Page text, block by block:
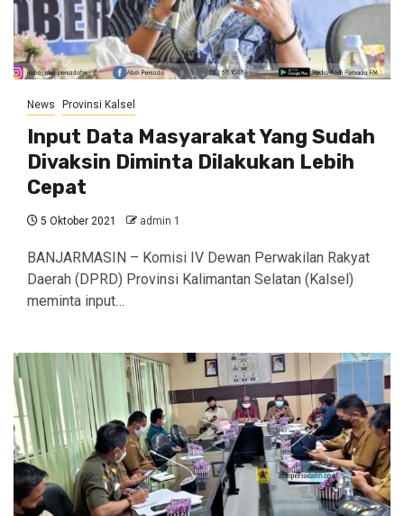
News Provinsi Kalsel
Input Data Masyarakat Yang Sudah
Divaksin Diminta Dilakukan Lebih
Cepat
5 Oktober 2021 admin 1
BANJARMASIN – Komisi IV Dewan Perwakilan Rakyat
Daerah (DPRD) Provinsi Kalimantan Selatan (Kalsel)
meminta input…